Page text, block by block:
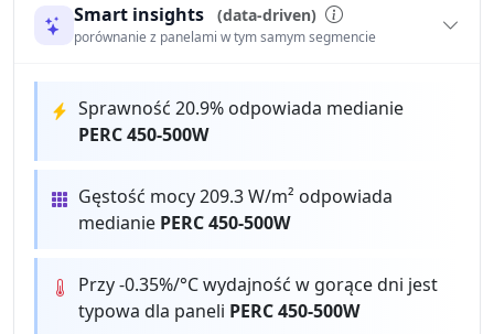
Smart insights (data-driven)
porównanie z panelami w tym samym segmencie
Sprawność 20.9% odpowiada medianie
PERC 450-500W
Gęstość mocy 209.3 W/m² odpowiada
medianie PERC 450-500W
Przy -0.35%/°C wydajność w gorące dni jest
typowa dla paneli PERC 450-500W